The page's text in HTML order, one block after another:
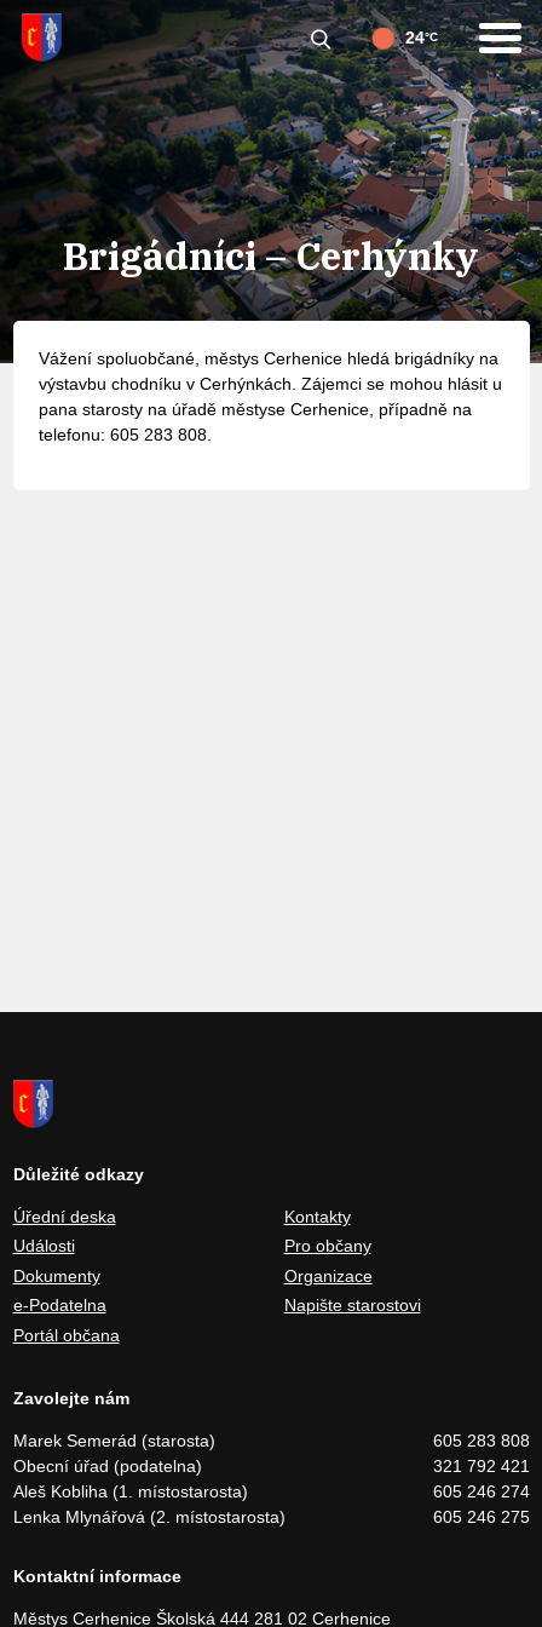
24°C
Brigádníci – Cerhýnky
Vážení spoluobčané, městys Cerhenice hledá brigádníky na
výstavbu chodníku v Cerhýnkách. Zájemci se mohou hlásit u
pana starosty na úřadě městyse Cerhenice, případně na
telefonu: 605 283 808.
Důležité odkazy
Úřední deska
Události
Dokumenty
e-Podatelna
Portál občana
Kontakty
Pro občany
Organizace
Napište starostovi
Zavolejte nám
Marek Semerád (starosta)
605 283 808
Obecní úřad (podatelna)
321 792 421
Aleš Kobliha (1. místostarosta)
605 246 274
Lenka Mlynářová (2. místostarosta)
605 246 275
Kontaktní informace
Městys CerheniceŠkolská 444281 02 Cerhenice